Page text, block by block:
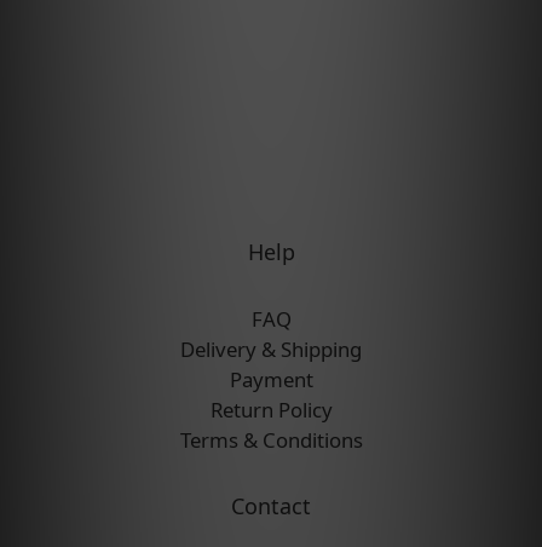
Help
FAQ
Delivery & Shipping
Payment
Return Policy
Terms & Conditions
Contact